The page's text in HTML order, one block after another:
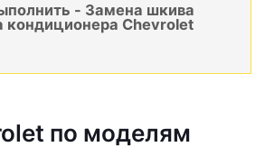
- Замена шкива
кондиционера Chevrolet
по моделям